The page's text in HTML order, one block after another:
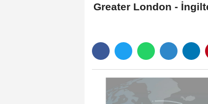
Greater London -